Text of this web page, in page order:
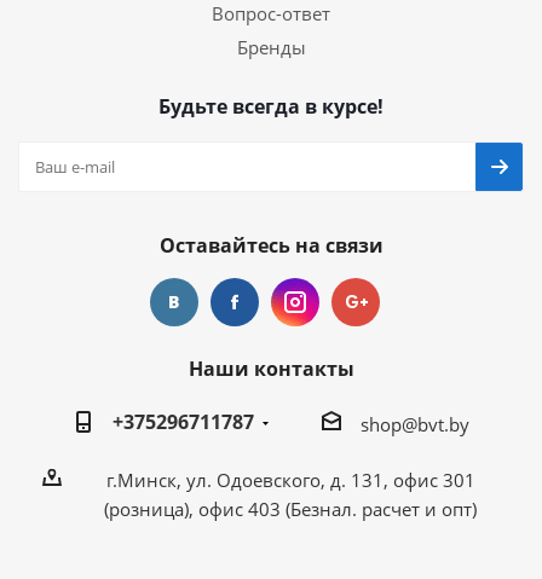
Вопрос-ответ
Бренды
Будьте всегда в курсе!
Оставайтесь на связи
Наши контакты
+375296711787
shop@bvt.by
г.Минск, ул. Одоевского, д. 131, офис 301
(розница), офис 403 (Безнал. расчет и опт)